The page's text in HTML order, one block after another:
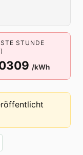
STUNDE
/kWh